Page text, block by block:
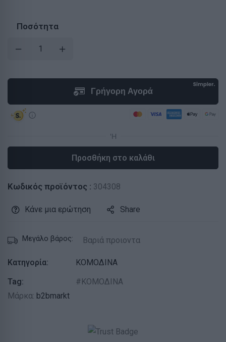
Ποσότητα
Προσθήκη στο καλάθι
Κωδικός προϊόντος : 304308
Κάνε μια ερώτηση Share
Μεγάλο βάρος: Βαριά προιοντα
Κατηγορία:
ΚΟΜΟΔΙΝΑ
Tag:
ΚΟΜΟΔΙΝΑ
Μάρκα: b2bmarkt